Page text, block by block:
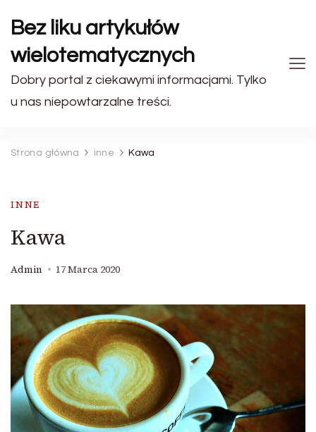
Bez liku artykułów
wielotematycznych
Dobry portal z ciekawymi informacjami. Tylko
u nas niepowtarzalne treści.
Strona główna inne Kawa
INNE
Kawa
Admin 17 Marca 2020